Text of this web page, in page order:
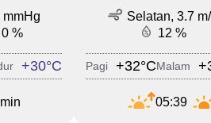
mmHg
0 %
+30°C
Selatan, 3.7
12 %
Pagi +32°CMalam
05:39